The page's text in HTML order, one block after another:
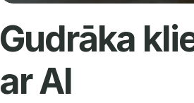
Gudrāka
ar AI